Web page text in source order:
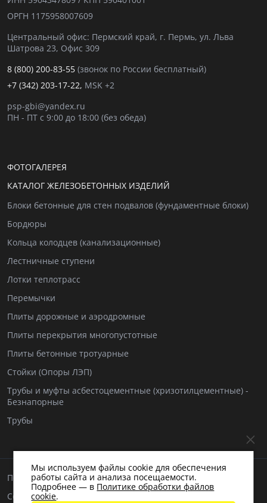
ОРГН 1175958007609
Центральный офис: Пермский край, г. Пермь, ул. Льва
Шатрова 23, Офис 309
8 (800) 200-83-55 (звонок по России бесплатный)
+7 (342) 203-17-22, MSK +2
psp-gbi@yandex.ru
ПН - ПТ с 9:00 до 18:00 (без обеда)
ФОТОГАЛЕРЕЯ
КАТАЛОГ ЖЕЛЕЗОБЕТОННЫХ ИЗДЕЛИЙ
Блоки бетонные для стен подвалов (фундаментные блоки)
Бордюры
Кольца колодцев (канализационные)
Лестничные ступени
Лотки теплотрасс
Перемычки
Плиты дорожные и аэродромные
Плиты перекрытия многопустотные
Плиты бетонные тротуарные
Стойки (Опоры ЛЭП)
Трубы и муфты асбестоцементные (хризотилцементные) -
Безнапорные
Трубы
Пользовательское соглашение
Согласие на обработку персональных данных
Мы используем файлы cookie для обеспечения
работы сайта и анализа посещаемости.
Подробнее — в Политике обработки файлов
cookie.